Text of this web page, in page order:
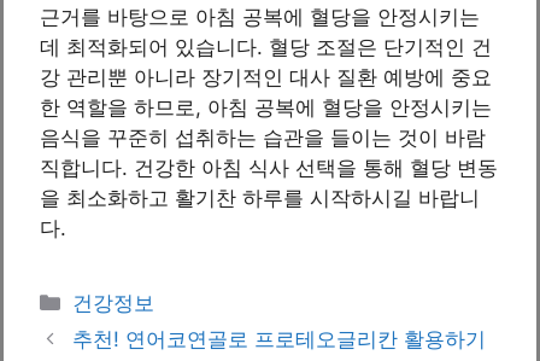
근거를 바탕으로 아침 공복에 혈당을 안정시키는
데 최적화되어 있습니다. 혈당 조절은 단기적인 건
강 관리뿐 아니라 장기적인 대사 질환 예방에 중요
한 역할을 하므로, 아침 공복에 혈당을 안정시키는
음식을 꾸준히 섭취하는 습관을 들이는 것이 바람
직합니다. 건강한 아침 식사 선택을 통해 혈당 변동
을 최소화하고 활기찬 하루를 시작하시길 바랍니
다.
Categories
건강정보
추천! 연어코연골로 프로테오글리칸 활용하기